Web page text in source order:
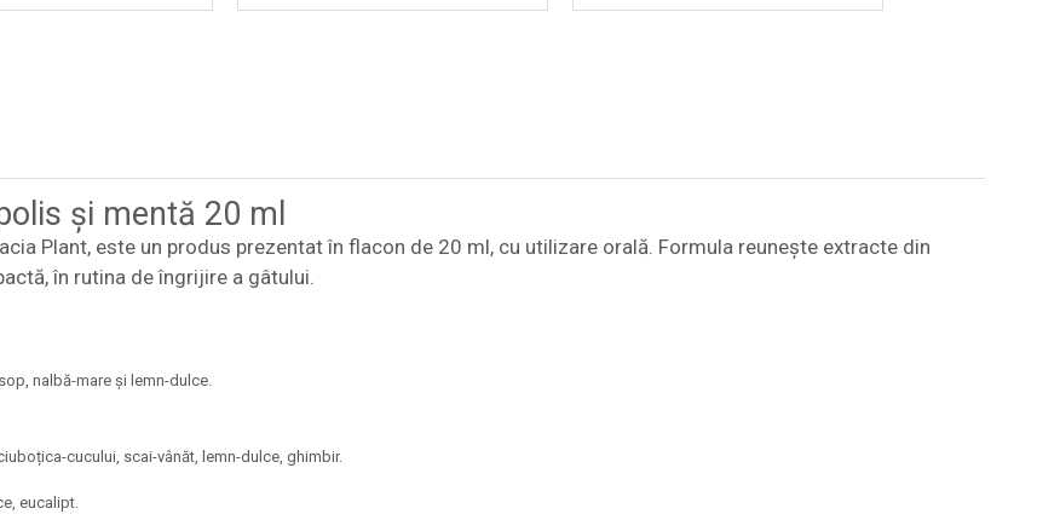
și mentă 20 ml
Plant, este un produs prezentat în flacon de 20 ml, cu utilizare orală. Formula reunește extracte din
în rutina de îngrijire a gâtului.
nalbă-mare și lemn-dulce.
cucului, scai-vânăt, lemn-dulce, ghimbir.
eucalipt.